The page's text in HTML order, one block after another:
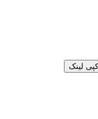
کپی لینک